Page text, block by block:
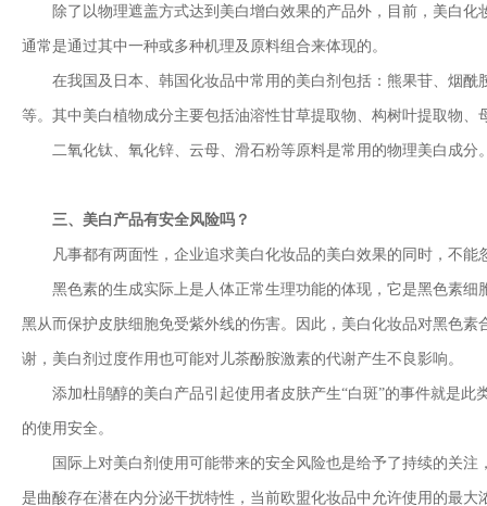
除了以物理遮盖方式达到美白增白效果的产品外，目前，美白化
通常是通过其中一种或多种机理及原料组合来体现的。
在我国及日本、韩国化妆品中常用的美白剂包括：熊果苷、烟酰
等。其中美白植物成分主要包括油溶性甘草提取物、构树叶提取物、
二氧化钛、氧化锌、云母、滑石粉等原料是常用的物理美白成分
三、美白产品有安全风险吗？
凡事都有两面性，企业追求美白化妆品的美白效果的同时，不能
黑色素的生成实际上是人体正常生理功能的体现，它是黑色素细
黑从而保护皮肤细胞免受紫外线的伤害。因此，美白化妆品对黑色
谢，美白剂过度作用也可能对儿茶酚胺激素的代谢产生不良影响。
添加杜鹃醇的美白产品引起使用者皮肤产生“白斑”的事件就是此
的使用安全。
国际上对美白剂使用可能带来的安全风险也是给予了持续的关注，
是曲酸存在潜在内分泌干扰特性，当前欧盟化妆品中允许使用的最